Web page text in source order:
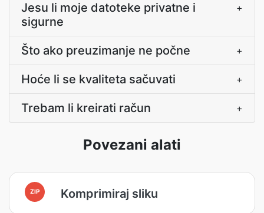
Jesu li moje datoteke privatne i
sigurne
+
Što ako preuzimanje ne počne +
Hoće li se kvaliteta sačuvati +
Trebam li kreirati račun +
Povezani alati
ZIP Komprimiraj sliku